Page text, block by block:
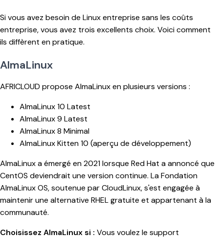
Si vous avez besoin de Linux entreprise sans les coûts
entreprise, vous avez trois excellents choix. Voici comment
ils diffèrent en pratique.
AlmaLinux
AFRICLOUD propose AlmaLinux en plusieurs versions :
AlmaLinux 10 Latest
AlmaLinux 9 Latest
AlmaLinux 8 Minimal
AlmaLinux Kitten 10 (aperçu de développement)
AlmaLinux a émergé en 2021 lorsque Red Hat a annoncé que
CentOS deviendrait une version continue. La Fondation
AlmaLinux OS, soutenue par CloudLinux, s'est engagée à
maintenir une alternative RHEL gratuite et appartenant à la
communauté.
Choisissez AlmaLinux si : Vous voulez le support